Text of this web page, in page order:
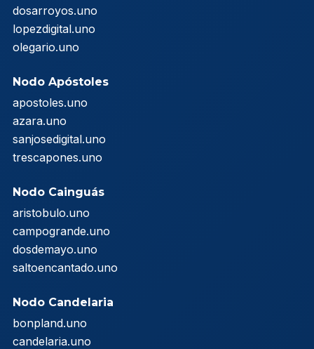
dosarroyos.uno
lopezdigital.uno
olegario.uno
Nodo Apóstoles
apostoles.uno
azara.uno
sanjosedigital.uno
trescapones.uno
Nodo Cainguás
aristobulo.uno
campogrande.uno
dosdemayo.uno
saltoencantado.uno
Nodo Candelaria
bonpland.uno
candelaria.uno